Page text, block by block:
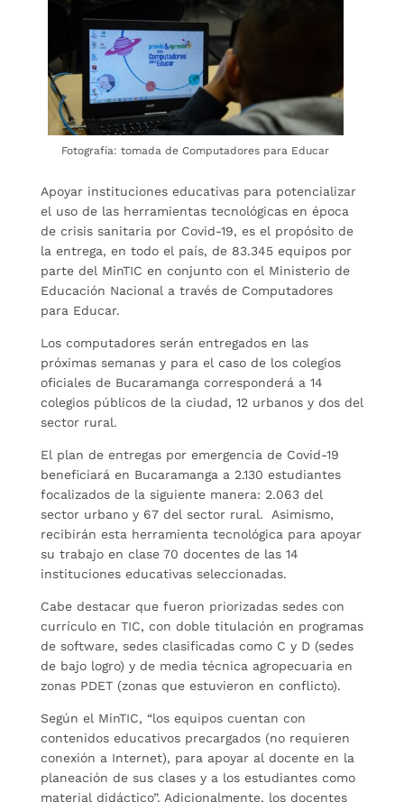
Fotografía: tomada de Computadores para Educar
Apoyar instituciones educativas para potencializar
el uso de las herramientas tecnológicas en época
de crisis sanitaria por Covid-19, es el propósito de
la entrega, en todo el país, de 83.345 equipos por
parte del MinTIC en conjunto con el Ministerio de
Educación Nacional a través de Computadores
para Educar.
Los computadores serán entregados en las
próximas semanas y para el caso de los colegios
oficiales de Bucaramanga corresponderá a 14
colegios públicos de la ciudad, 12 urbanos y dos del
sector rural.
El plan de entregas por emergencia de Covid-19
beneficiará en Bucaramanga a 2.130 estudiantes
focalizados de la siguiente manera: 2.063 del
sector urbano y 67 del sector rural. Asimismo,
recibirán esta herramienta tecnológica para apoyar
su trabajo en clase 70 docentes de las 14
instituciones educativas seleccionadas.
Cabe destacar que fueron priorizadas sedes con
currículo en TIC, con doble titulación en programas
de software, sedes clasificadas como C y D (sedes
de bajo logro) y de media técnica agropecuaria en
zonas PDET (zonas que estuvieron en conflicto).
Según el MinTIC, “los equipos cuentan con
contenidos educativos precargados (no requieren
conexión a Internet), para apoyar al docente en la
planeación de sus clases y a los estudiantes como
material didáctico”. Adicionalmente, los docentes